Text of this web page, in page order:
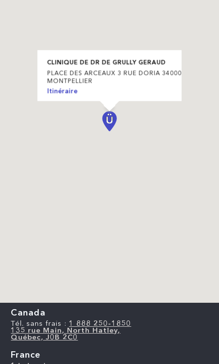
CLINIQUE DE DR DE GRULLY GERAUD
PLACE DES ARCEAUX 3 RUE DORIA 34000
MONTPELLIER
Itinéraire
Canada
Tél. sans frais : 1 888 250-1850
135 rue Main, North Hatley,
Québec, J0B 2C0
France